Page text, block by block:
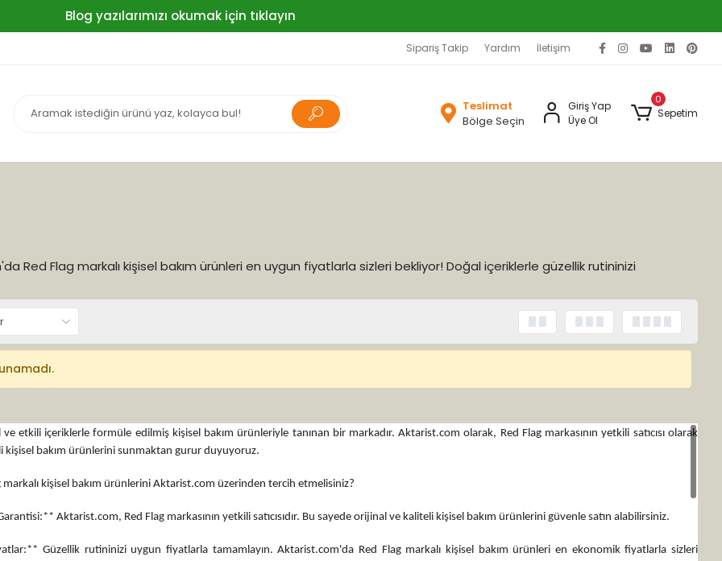
Blog yazılarımızı okumak için tıklayın
Sipariş Takip Yardım İletişim
Teslimat
Bölge Seçin
Giriş Yap
Üye Ol
0
Sepetim
Red Flag markalı kişisel bakım ürünleri en uygun fiyatlarla sizleri bekliyor! Doğal içeriklerle güzellik rutininizi
ve etkili içeriklerle formüle edilmiş kişisel bakım ürünleriyle tanınan bir markadır. Aktarist.com olarak, Red Flag markasının yetkili satıcısı olarak
kişisel bakım ürünlerini sunmaktan gurur duyuyoruz.
markalı kişisel bakım ürünlerini Aktarist.com üzerinden tercih etmelisiniz?
Aktarist.com, Red Flag markasının yetkili satıcısıdır. Bu sayede orijinal ve kaliteli kişisel bakım ürünlerini güvenle satın alabilirsiniz.
Güzellik rutininizi uygun fiyatlarla tamamlayın. Aktarist.com'da Red Flag markalı kişisel bakım ürünleri en ekonomik fiyatlarla sizleri